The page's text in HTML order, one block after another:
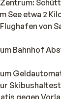
See etwa 2
von
Bahnhof
gegen